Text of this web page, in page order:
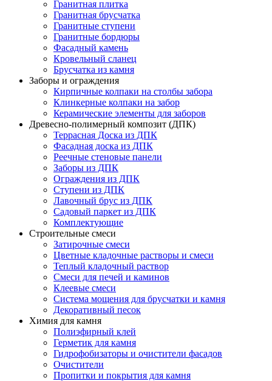
Гранитная плитка
Гранитная брусчатка
Гранитные ступени
Гранитные бордюры
Фасадный камень
Кровельный сланец
Брусчатка из камня
Заборы и ограждения
Кирпичные колпаки на столбы забора
Клинкерные колпаки на забор
Керамические элементы для заборов
Древесно-полимерный композит (ДПК)
Террасная Доска из ДПК
Фасадная доска из ДПК
Реечные стеновые панели
Заборы из ДПК
Ограждения из ДПК
Ступени из ДПК
Лавочный брус из ДПК
Садовый паркет из ДПК
Комплектующие
Строительные смеси
Затирочные смеси
Цветные кладочные растворы и смеси
Теплый кладочный раствор
Смеси для печей и каминов
Клеевые смеси
Система мощения для брусчатки и камня
Декоративный песок
Химия для камня
Полиэфирный клей
Герметик для камня
Гидрофобизаторы и очистители фасадов
Очистители
Пропитки и покрытия для камня